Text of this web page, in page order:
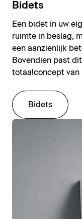
Bidets
Een bidet in uw
ruimte in beslag,
een aanzienlijk
Bovendien past
totaalconcept van
Bidets